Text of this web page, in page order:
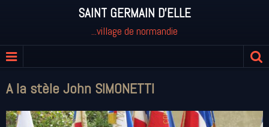
SAINT GERMAIN D'ELLE
...village de normandie
A la stèle John SIMONETTI